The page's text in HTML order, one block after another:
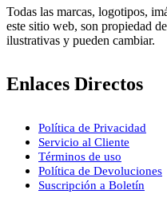
Todas las marcas, logotipos,
este sitio web, son propiedad
ilustrativas y pueden cambiar.
Enlaces Directos
Política de Privacidad
Servicio al Cliente
Términos de uso
Política de Devoluciones
Suscripción a Boletín